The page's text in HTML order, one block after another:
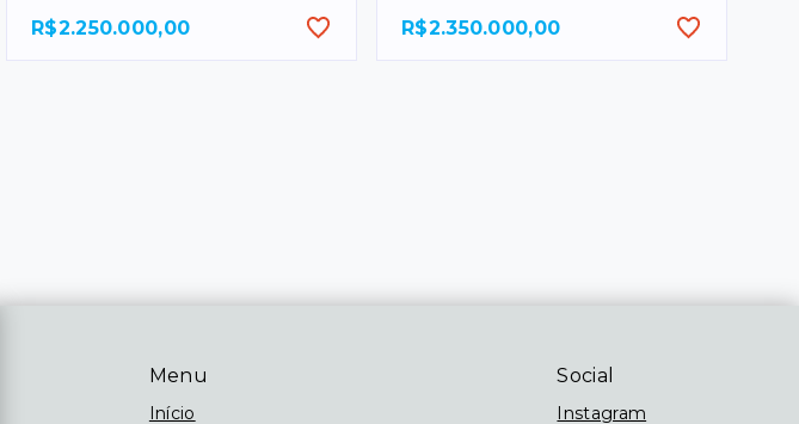
R$2.250.000,00 R$2.350.000,00
Menu
Início
Social
Instagram